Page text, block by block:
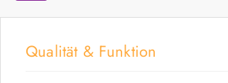
Qualität & Funktion